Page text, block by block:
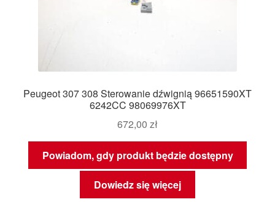
Peugeot 307 308 Sterowanie dźwignią 96651590XT
6242CC 98069976XT
672,00 zł
Powiadom, gdy produkt będzie dostępny
Dowiedz się więcej